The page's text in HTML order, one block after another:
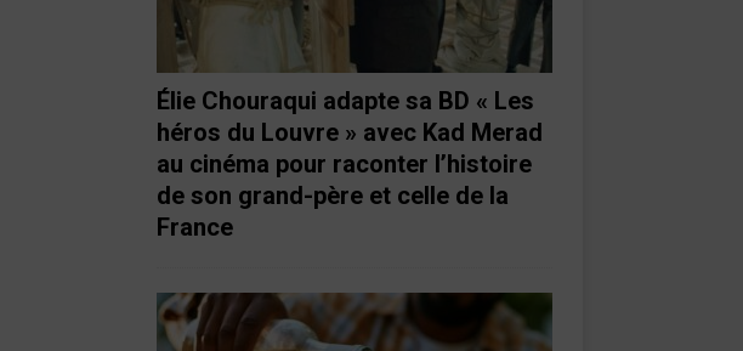
Élie Chouraqui adapte sa BD « Les
héros du Louvre » avec Kad Merad
au cinéma pour raconter l’histoire
de son grand-père et celle de la
France